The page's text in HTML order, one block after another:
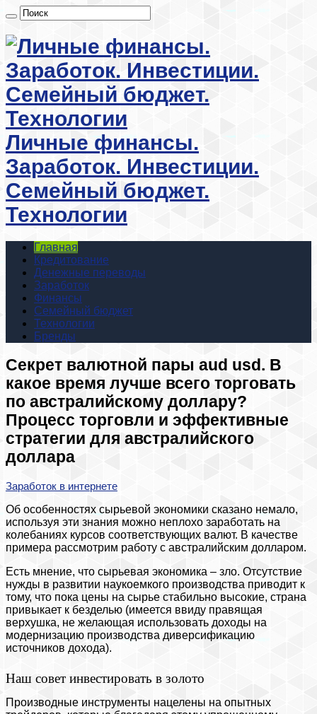
Личные финансы.
Заработок. Инвестиции.
Семейный бюджет.
Технологии
Главная
Кредитование
Денежные переводы
Заработок
Финансы
Семейный бюджет
Технологии
Бренды
Секрет валютной пары aud usd. В
какое время лучше всего торговать
по австралийскому доллару?
Процесс торговли и эффективные
стратегии для австралийского
доллара
Заработок в интернете
Об особенностях сырьевой экономики сказано немало,
используя эти знания можно неплохо заработать на
колебаниях курсов соответствующих валют. В качестве
примера рассмотрим работу с австралийским долларом.
Есть мнение, что сырьевая экономика – зло. Отсутствие
нужды в развитии наукоемкого производства приводит к
тому, что пока цены на сырье стабильно высокие, страна
привыкает к безделью (имеется ввиду правящая
верхушка, не желающая использовать доходы на
модернизацию производства диверсификацию
источников дохода).
Наш совет инвестировать в золото
Производные инструменты нацелены на опытных